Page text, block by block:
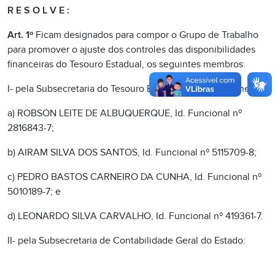
R E S O L V E :
Art. 1º Ficam designados para compor o Grupo de Trabalho
para promover o ajuste dos controles das disponibilidades
financeiras do Tesouro Estadual, os seguintes membros:
I- pela Subsecretaria do Tesouro Estadual do Rio de Janeiro:
a) ROBSON LEITE DE ALBUQUERQUE, Id. Funcional nº
2816843-7;
b) AIRAM SILVA DOS SANTOS, Id. Funcional nº 5115709-8;
c) PEDRO BASTOS CARNEIRO DA CUNHA, Id. Funcional nº
5010189-7; e
d) LEONARDO SILVA CARVALHO, Id. Funcional nº 419361-7.
II- pela Subsecretaria de Contabilidade Geral do Estado: